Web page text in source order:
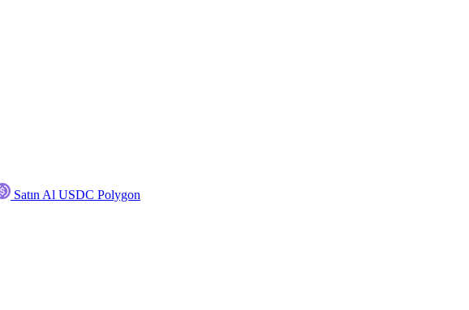
Satın Al USDC Polygon